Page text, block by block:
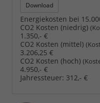
Download
Energiekosten bei
CO2 Kosten (niedrig)
1.350,- €
CO2 Kosten (mittel)
3.206,25 €
CO2 Kosten (hoch)
4.950,- €
Jahressteuer: 312,- €